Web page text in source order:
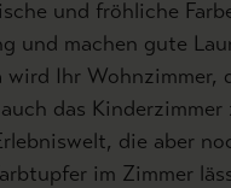
und fröhliche
und machen gute
wird Ihr Wohnzimmer,
das Kinderzimmer
die aber
im Zimmer